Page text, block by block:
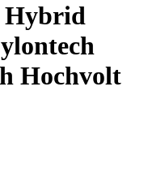
Hybrid
Hochvolt